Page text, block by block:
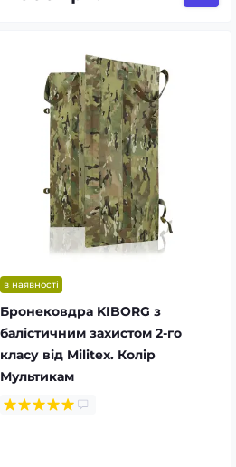
в наявності
Бронековдра KIBORG з
балістичним захистом 2-го
класу від Militex. Колір
Мультикам